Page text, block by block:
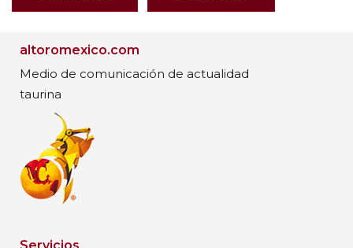
altoromexico.com
Medio de comunicación de actualidad
taurina
Servicios